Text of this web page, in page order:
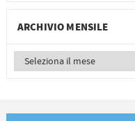
ARCHIVIO MENSILE